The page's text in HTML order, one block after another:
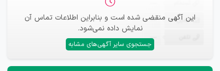
این آگهی منقضی شده است و بنابراین اطلاعات تماس آن
نمایش داده نمی‌شود.
جستجوی سایر آگهی‌های مشابه
ایمیل —
—